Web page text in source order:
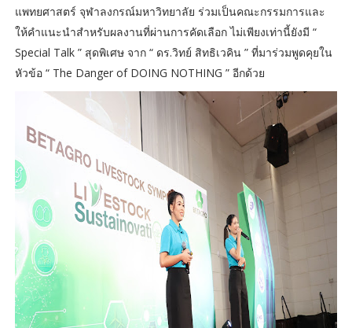
แพทยศาสตร์ จุฬาลงกรณ์มหาวิทยาลัย ร่วมเป็นคณะกรรมการและ
ให้คำแนะนำสำหรับผลงานที่ผ่านการคัดเลือก ไม่เพียงเท่านี้ยังมี “
Special Talk ” สุดพิเศษ จาก “ ดร.วิทย์ สิทธิเวคิน ” ที่มาร่วมพูดคุยใน
หัวข้อ “ The Danger of DOING NOTHING ” อีกด้วย